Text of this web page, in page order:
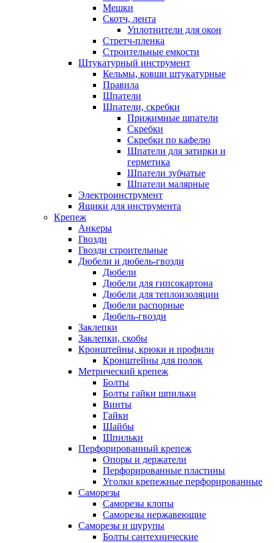
Мешки
Скотч, лента
Уплотнители для окон
Стретч-пленка
Строительные емкости
Штукатурный инструмент
Кельмы, ковши штукатурные
Правила
Шпатели
Шпатели, скребки
Прижимные шпатели
Скребки
Скребки по кафелю
Шпатели для затирки и
герметика
Шпатели зубчатые
Шпатели малярные
Электроинструмент
Ящики для инструмента
Крепеж
Анкеры
Гвозди
Гвозди строительные
Дюбели и дюбель-гвозди
Дюбели
Дюбели для гипсокартона
Дюбели для теплоизоляции
Дюбели распорные
Дюбель-гвозди
Заклепки
Заклепки, скобы
Кронштейны, крюки и профили
Кронштейны для полок
Метрический крепеж
Болты
Болты гайки шпильки
Винты
Гайки
Шайбы
Шпильки
Перфорированный крепеж
Опоры и держатели
Перфорированные пластины
Уголки крепежные перфорированные
Саморезы
Саморезы клопы
Саморезы нержавеющие
Саморезы и шурупы
Болты сантехнические